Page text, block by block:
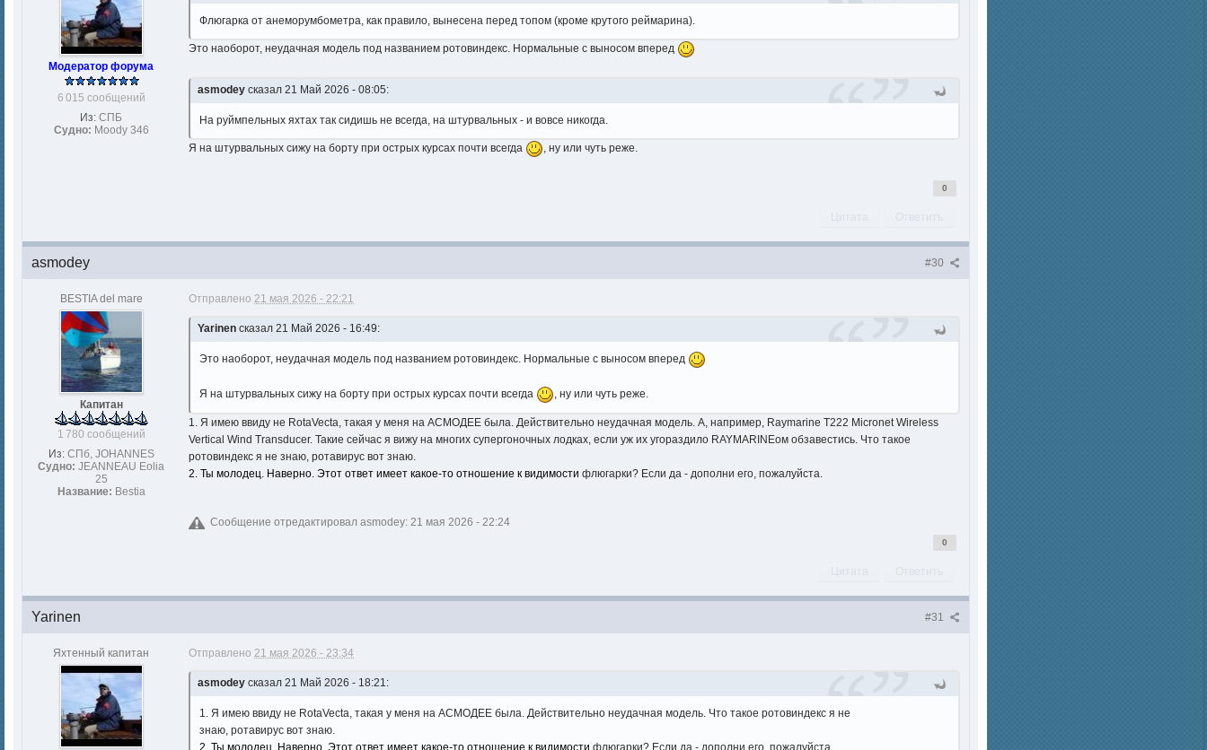
Модератор форума
6 015 сообщений
Из: СПБ
Судно: Moody 346
Флюгарка от анеморумбометра, как правило, вынесена перед топом (кроме крутого реймарина).
Это наоборот, неудачная модель под названием ротовиндекс. Нормальные с выносом вперед
asmodey сказал 21 Май 2026 - 08:05:
На руймпельных яхтах так сидишь не всегда, на штурвальных - и вовсе никогда.
Я на штурвальных сижу на борту при острых курсах почти всегда , ну или чуть реже.
0
#30
asmodey
BESTIA del mare
Капитан
1 780 сообщений
Из: СПб, JOHANNES
Судно: JEANNEAU Eolia
25
Название: Bestia
Отправлено 21 мая 2026 - 22:21
Yarinen сказал 21 Май 2026 - 16:49:
Это наоборот, неудачная модель под названием ротовиндекс. Нормальные с выносом вперед
Я на штурвальных сижу на борту при острых курсах почти всегда , ну или чуть реже.
1. Я имею ввиду не RotaVecta, такая у меня на АСМОДЕЕ была. Действительно неудачная модель. А, например, Raymarine T222 Micronet Wireless
Vertical Wind Transducer. Такие сейчас я вижу на многих супергоночных лодках, если уж их угораздило RAYMARINEом обзавестись. Что такое
ротовиндекс я не знаю, ротавирус вот знаю.
2. Ты молодец. Наверно. Этот ответ имеет какое-то отношение к видимости флюгарки? Если да - дополни его, пожалуйста.
Сообщение отредактировал asmodey: 21 мая 2026 - 22:24
0
#31
Yarinen
Яхтенный капитан Отправлено 21 мая 2026 - 23:34
asmodey сказал 21 Май 2026 - 18:21:
1. Я имею ввиду не RotaVecta, такая у меня на АСМОДЕЕ была. Действительно неудачная модель. Что такое ротовиндекс я не
знаю, ротавирус вот знаю.
2. Ты молодец. Наверно. Этот ответ имеет какое-то отношение к видимости флюгарки? Если да - дополни его, пожалуйста.